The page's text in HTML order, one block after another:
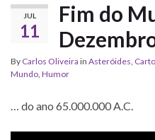
JUL
11
Fim do
By Carlos Oliveira in Asteróides,
Mundo, Humor
… do ano 65.000.000 A.C.